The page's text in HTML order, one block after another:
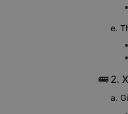
Hà Nội <> Văn phòng Sapa.
e.
🚌 2.
a.